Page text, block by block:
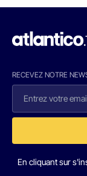
RECEVEZ NOTRE
En cliquant sur